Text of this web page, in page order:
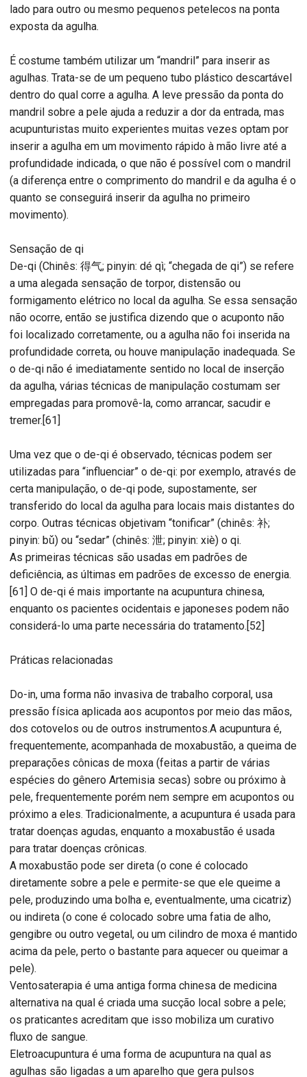
lado para outro ou mesmo pequenos petelecos na ponta
exposta da agulha.
É costume também utilizar um “mandril” para inserir as
agulhas. Trata-se de um pequeno tubo plástico descartável
dentro do qual corre a agulha. A leve pressão da ponta do
mandril sobre a pele ajuda a reduzir a dor da entrada, mas
acupunturistas muito experientes muitas vezes optam por
inserir a agulha em um movimento rápido à mão livre até a
profundidade indicada, o que não é possível com o mandril
(a diferença entre o comprimento do mandril e da agulha é o
quanto se conseguirá inserir da agulha no primeiro
movimento).
Sensação de qi
De-qi (Chinês: 得气; pinyin: dé qì; “chegada de qi”) se refere
a uma alegada sensação de torpor, distensão ou
formigamento elétrico no local da agulha. Se essa sensação
não ocorre, então se justifica dizendo que o acuponto não
foi localizado corretamente, ou a agulha não foi inserida na
profundidade correta, ou houve manipulação inadequada. Se
o de-qi não é imediatamente sentido no local de inserção
da agulha, várias técnicas de manipulação costumam ser
empregadas para promovê-la, como arrancar, sacudir e
tremer.[61]
Uma vez que o de-qi é observado, técnicas podem ser
utilizadas para “influenciar” o de-qi: por exemplo, através de
certa manipulação, o de-qi pode, supostamente, ser
transferido do local da agulha para locais mais distantes do
corpo. Outras técnicas objetivam “tonificar” (chinês: 补;
pinyin: bǔ) ou “sedar” (chinês: 泄; pinyin: xiè) o qi.
As primeiras técnicas são usadas em padrões de
deficiência, as últimas em padrões de excesso de energia.
[61] O de-qi é mais importante na acupuntura chinesa,
enquanto os pacientes ocidentais e japoneses podem não
considerá-lo uma parte necessária do tratamento.[52]
Práticas relacionadas
Do-in, uma forma não invasiva de trabalho corporal, usa
pressão física aplicada aos acupontos por meio das mãos,
dos cotovelos ou de outros instrumentos.A acupuntura é,
frequentemente, acompanhada de moxabustão, a queima de
preparações cônicas de moxa (feitas a partir de várias
espécies do gênero Artemisia secas) sobre ou próximo à
pele, frequentemente porém nem sempre em acupontos ou
próximo a eles. Tradicionalmente, a acupuntura é usada para
tratar doenças agudas, enquanto a moxabustão é usada
para tratar doenças crônicas.
A moxabustão pode ser direta (o cone é colocado
diretamente sobre a pele e permite-se que ele queime a
pele, produzindo uma bolha e, eventualmente, uma cicatriz)
ou indireta (o cone é colocado sobre uma fatia de alho,
gengibre ou outro vegetal, ou um cilindro de moxa é mantido
acima da pele, perto o bastante para aquecer ou queimar a
pele).
Ventosaterapia é uma antiga forma chinesa de medicina
alternativa na qual é criada uma sucção local sobre a pele;
os praticantes acreditam que isso mobiliza um curativo
fluxo de sangue.
Eletroacupuntura é uma forma de acupuntura na qual as
agulhas são ligadas a um aparelho que gera pulsos